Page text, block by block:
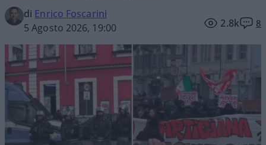
di Enrico Foscarini
5 Agosto 2026, 19:00
2.8k 8